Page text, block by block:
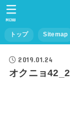
トップ Sitemap
MENU
2019.01.24
オクニョ42_2